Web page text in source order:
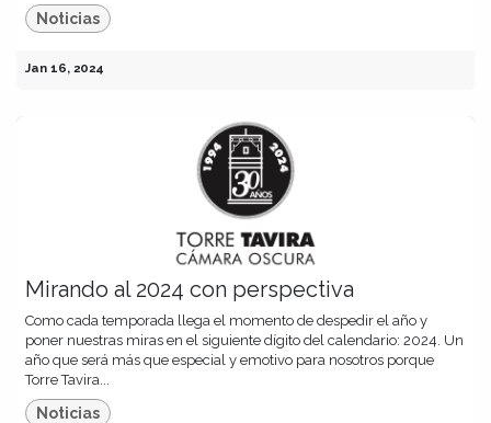
Noticias
Jan 16, 2024
Mirando al 2024 con perspectiva
Como cada temporada llega el momento de despedir el año y
poner nuestras miras en el siguiente dígito del calendario: 2024. Un
año que será más que especial y emotivo para nosotros porque
Torre Tavira...
Noticias